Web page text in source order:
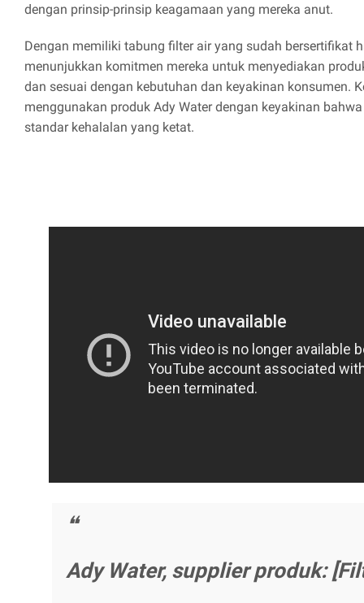
dengan prinsip-prinsip keagamaan yang mereka anut.
Dengan memiliki tabung filter air yang sudah bersertifikat
menunjukkan komitmen mereka untuk menyediakan
dan sesuai dengan kebutuhan dan keyakinan konsumen.
menggunakan produk Ady Water dengan keyakinan
standar kehalalan yang ketat.
Ady Water, supplier produk: